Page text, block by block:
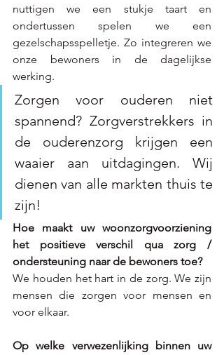
nuttigen we een stukje taart en
ondertussen spelen we een
gezelschapsspelletje. Zo integreren we
onze bewoners in de dagelijkse
werking.
Zorgen voor ouderen niet
spannend? Zorgverstrekkers in
de ouderenzorg krijgen een
waaier aan uitdagingen. Wij
dienen van alle markten thuis te
zijn!
Hoe maakt uw woonzorgvoorziening
het positieve verschil qua zorg /
ondersteuning naar de bewoners toe?
We houden het hart in de zorg. We zijn
mensen die zorgen voor mensen en
voor elkaar.
Op welke verwezenlijking binnen uw